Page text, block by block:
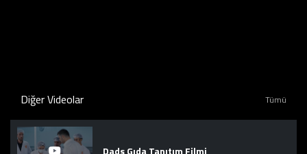
Diğer Videolar Tümü
Dads Gıda Tanıtım Filmi